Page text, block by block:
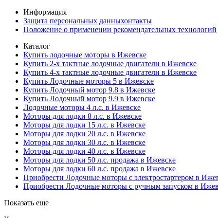
Информация
Защита персональных данныхонтакты
Положение о применении рекомендательных технологий
Каталог
Купить лодочные моторы в Ижевске
Купить 2-х тактные лодочные двигатели в Ижевске
Купить 4-х тактные лодочные двигатели в Ижевске
Купить Лодочные моторы 5 в Ижевске
Купить Лодочный мотор 9.8 в Ижевске
Купить Лодочный мотор 9.9 в Ижевске
Лодочные моторы 4 л.с. в Ижевске
Моторы для лодки 8 л.с. в Ижевске
Моторы для лодки 15 л.с. в Ижевске
Моторы для лодки 20 л.с. в Ижевске
Моторы для лодки 30 л.с. в Ижевске
Моторы для лодки 40 л.с. в Ижевске
Моторы для лодки 50 л.с. продажа в Ижевске
Моторы для лодки 60 л.с. продажа в Ижевске
Приобрести Лодочные моторы с электростартером в
Приобрести Лодочные моторы с ручным запуском в
Показать еще